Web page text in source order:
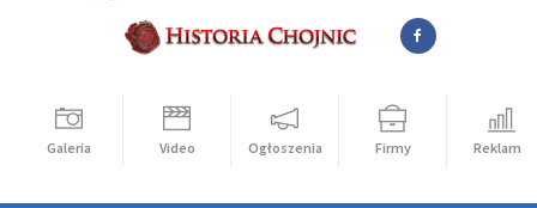
Galeria Video Ogłoszenia Firmy Reklama